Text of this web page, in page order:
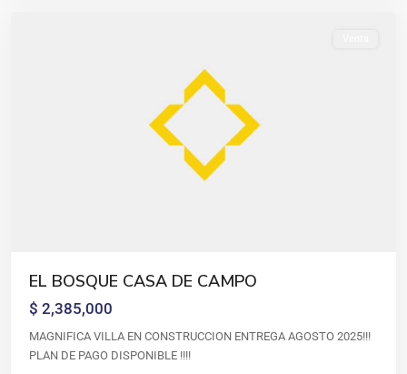
EL BOSQUE CASA DE CAMPO
$ 2,385,000
MAGNIFICA VILLA EN CONSTRUCCION ENTREGA AGOSTO 2025!!!
PLAN DE PAGO DISPONIBLE !!!!
DE
CAMPO,
Casa
de